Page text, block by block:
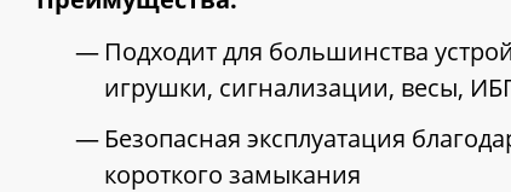
Подходит для большинства
игрушки, сигнализации, весы,
Безопасная эксплуатация
короткого замыкания